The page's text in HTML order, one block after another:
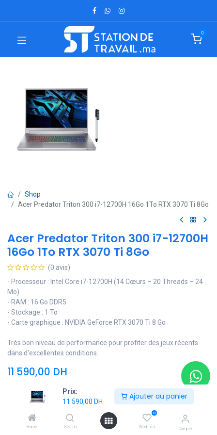
Prix:
11 590,00 DH
Ajouter au panier
Home Search
0
Wishlist Compte
0
Shop
Acer Predator Triton 300 i7-12700H 16Go 1To RTX 3070 Ti 8Go
Acer Predator Triton 300 i7-12700H
16Go 1To RTX 3070 Ti 8Go
(0 avis)
- Processeur : Intel Core i7-12700H (14 Cœurs – 20 Threads – 24
Mo)
- RAM : 16 Go DDR5
- Stockage : 1 To
- Carte graphique : NVIDIA GeForce RTX 3070 Ti 8 Go
Très bon niveau de performance pour profiter des jeux récents
dans d'excellentes conditions.
11 590,00 DH
Ajouter au panier
Ajouter à la liste de souhaits